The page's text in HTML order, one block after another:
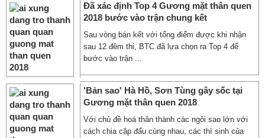
Đã xác định Top 4 Gương mặt thân quen
2018 bước vào trận chung kết
Sau vòng bán kết với tổng điểm được khi nhận
sau 12 đêm thi, BTC đã lựa chọn ra Top 4 để
bước vào trận ...
'Bản sao' Hà Hồ, Sơn Tùng gây sốc tại
Gương mặt thân quen 2018
Với chủ đề hoá thân thành các ngôi sao lớn với
cách chia cặp đấu cùng nhau, các thí sinh của